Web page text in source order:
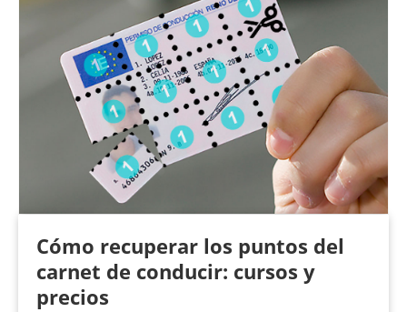
Cómo recuperar los puntos del
carnet de conducir: cursos y
precios